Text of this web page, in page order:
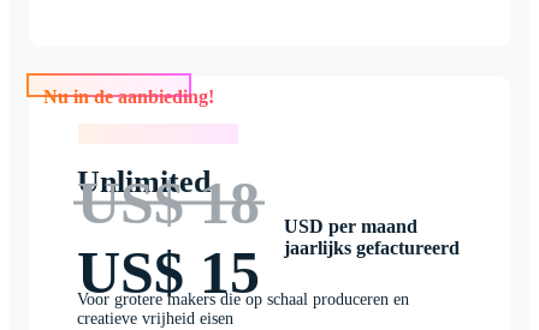
Nu in de aanbieding!
Unlimited
US$ 18
US$ 15
USD per maand
jaarlijks gefactureerd
Voor grotere makers die op schaal produceren en
creatieve vrijheid eisen